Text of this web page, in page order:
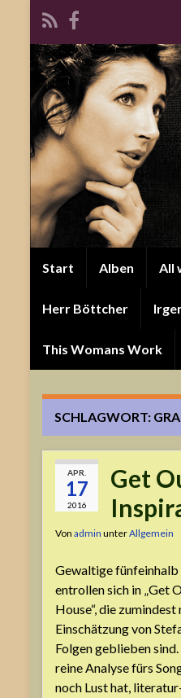
Start Alben All
Herr Böttcher
This Womans Work
SCHLAGWORT:
APR.
17
2016
Get
Von admin unterAllgemein
Gewaltige
entrollen sich in „Get
House“, die zumindest
Einschätzung von
Folgen geblieben
reine Analyse fürs
noch Lust hat,